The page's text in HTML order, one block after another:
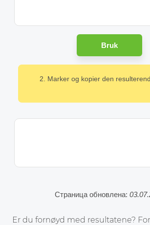
Bruk
2. Marker og kopier den
Страница обновлена:
Er du fornøyd med resultatene?